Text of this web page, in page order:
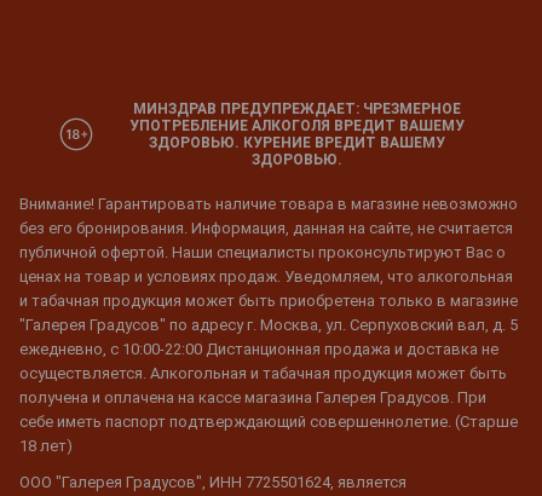
МИНЗДРАВ ПРЕДУПРЕЖДАЕТ: ЧРЕЗМЕРНОЕ
УПОТРЕБЛЕНИЕ АЛКОГОЛЯ ВРЕДИТ ВАШЕМУ
ЗДОРОВЬЮ. КУРЕНИЕ ВРЕДИТ ВАШЕМУ
ЗДОРОВЬЮ.
Внимание! Гарантировать наличие товара в магазине невозможно
без его бронирования. Информация, данная на сайте, не считается
публичной офертой. Наши специалисты проконсультируют Вас о
ценах на товар и условиях продаж. Уведомляем, что алкогольная
и табачная продукция может быть приобретена только в магазине
"Галерея Градусов" по адресу г. Москва, ул. Серпуховский вал, д. 5
ежедневно, с 10:00-22:00 Дистанционная продажа и доставка не
осуществляется. Алкогольная и табачная продукция может быть
получена и оплачена на кассе магазина Галерея Градусов. При
себе иметь паспорт подтверждающий совершеннолетие. (Старше
18 лет)
ООО "Галерея Градусов", ИНН 7725501624, является